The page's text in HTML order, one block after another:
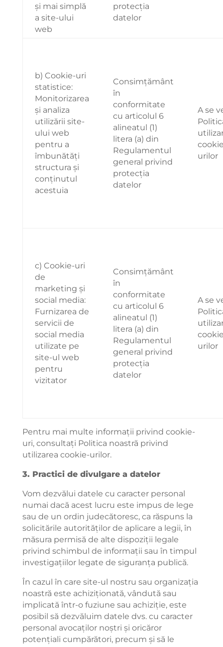
și mai simplă
a site-ului
web
protecția
datelor
b) Cookie-uri
statistice:
Monitorizarea
și analiza
utilizării site-
ului web
pentru a
îmbunătăți
structura și
conținutul
acestuia
Consimțământ
în
conformitate
cu articolul 6
alineatul (1)
litera (a) din
Regulamentul
general privind
protecția
datelor
A se
urilor
c) Cookie-uri
de
marketing și
social media:
Furnizarea de
servicii de
social media
utilizate pe
site-ul web
pentru
vizitator
Consimțământ
în
conformitate
cu articolul 6
alineatul (1)
litera (a) din
Regulamentul
general privind
protecția
datelor
A se
urilor
Pentru mai multe informații privind cookie-
uri, consultați Politica noastră privind
utilizarea cookie-urilor.
3. Practici de divulgare a datelor
Vom dezvălui datele cu caracter personal
numai dacă acest lucru este impus de lege
sau de un ordin judecătoresc, ca răspuns la
solicitările autorităților de aplicare a legii, în
măsura permisă de alte dispoziții legale
privind schimbul de informații sau în timpul
investigațiilor legate de siguranța publică.
În cazul în care site-ul nostru sau organizația
noastră este achiziționată, vândută sau
implicată într-o fuziune sau achiziție, este
posibil să dezvăluim datele dvs. cu caracter
personal avocaților noștri și oricăror
potențiali cumpărători, precum și să le